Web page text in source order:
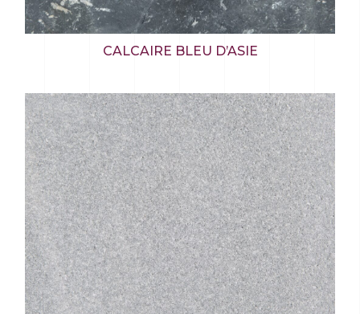
CALCAIRE BLEU D’ASIE